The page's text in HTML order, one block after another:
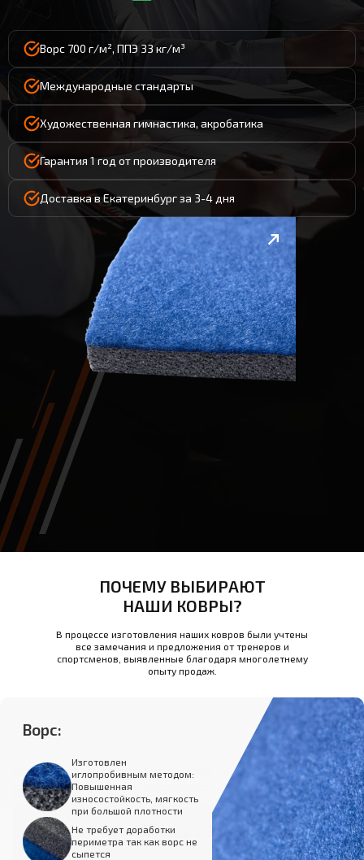
Ворс 700 г/м², ППЭ 33 кг/м³
Международные стандарты
Художественная гимнастика, акробатика
Гарантия 1 год от производителя
Доставка в Екатеринбург за 3-4 дня
ПОЧЕМУ ВЫБИРАЮТ
НАШИ КОВРЫ?
В процессе изготовления наших ковров были учтены
все замечания и предложения от тренеров и
спортсменов, выявленные благодаря многолетнему
опыту продаж.
Ворс:
Изготовлен
иглопробивным методом:
Повышенная
износостойкость, мягкость
при большой плотности
Не требует доработки
периметра так как ворс не
сыпется